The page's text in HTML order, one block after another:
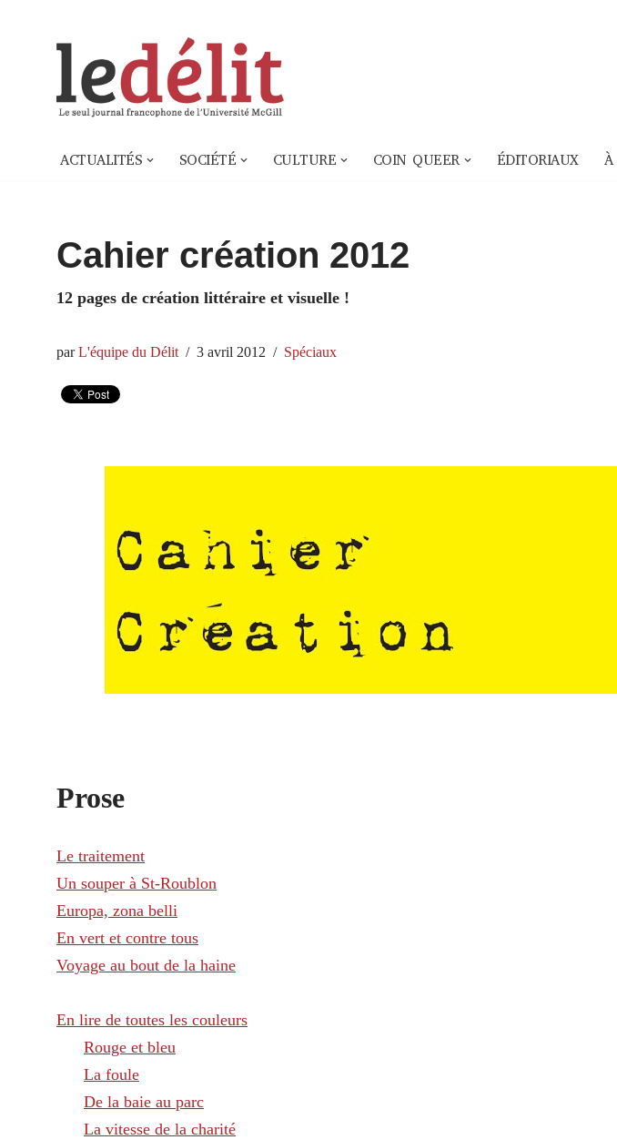
ACTUALITÉS SOCIÉTÉ CULTURE COIN QUEER ÉDITORIAUX À
Cahier création 2012
12 pages de création littéraire et visuelle !
parL'équipe du Délit 3 avril 2012 Spéciaux
Prose
Le traitement
Un souper à St-Roublon
Europa, zona belli
En vert et contre tous
Voyage au bout de la haine
En lire de toutes les couleurs
Rouge et bleu
La foule
De la baie au parc
La vitesse de la charité